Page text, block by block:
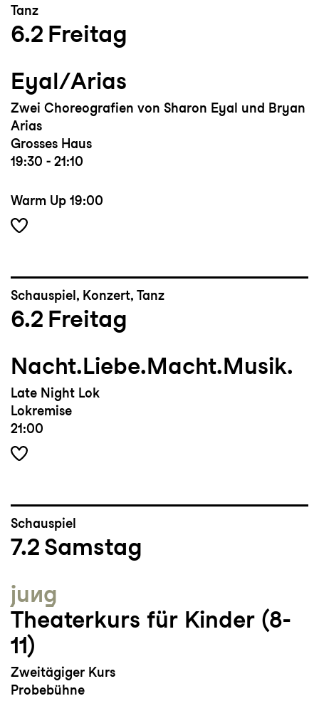
Tanz
6.2 Freitag
Eyal/Arias
Zwei Choreografien von Sharon Eyal und Bryan
Arias
Grosses Haus
19:30 - 21:10
Warm Up 19:00
Schauspiel, Konzert, Tanz
6.2 Freitag
Nacht.Liebe.Macht.Musik.
Late Night Lok
Lokremise
21:00
Schauspiel
7.2 Samstag
jung
Theaterkurs für Kinder (8-
11)
Zweitägiger Kurs
Probebühne